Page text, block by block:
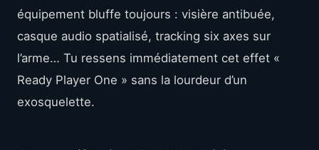
équipement bluffe toujours : visière antibuée,
casque audio spatialisé, tracking six axes sur
l’arme… Tu ressens immédiatement cet effet «
Ready Player One » sans la lourdeur d’un
exosquelette.